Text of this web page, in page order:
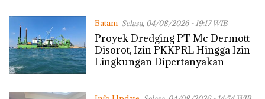
Batam Selasa, 04/08/2026 - 19:17 WIB
Proyek Dredging PT Mc Dermott
Disorot, Izin PKKPRL Hingga Izin
Lingkungan Dipertanyakan